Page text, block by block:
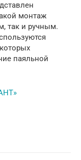
монтаж
так и ручным.
паяльной